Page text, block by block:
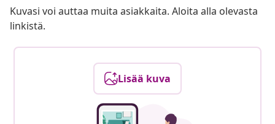
Kuvasi voi auttaa muita asiakkaita. Aloita alla olevasta
linkistä.
Lisää kuva